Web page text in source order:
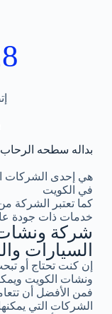
بداله سطحه الرحاب
هي إحدى الشركات
في الكويت
كما تعتبر الشركة
خدمات ذات جودة
شركة
السيارات
إن كنت تحتاج أو
ونشات الكويت
فمن الأفضل أن
الشركات التي